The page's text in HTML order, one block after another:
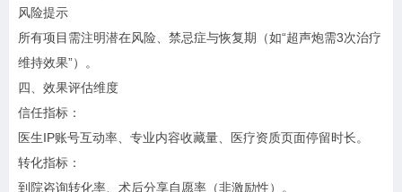
风险提示
所有项目需注明潜在风险、禁忌症与恢复期（如“超声炮需3次治疗
维持效果”）。
四、效果评估维度
信任指标：
医生IP账号互动率、专业内容收藏量、医疗资质页面停留时长。
转化指标：
到院咨询转化率、术后分享自愿率（非激励性）。